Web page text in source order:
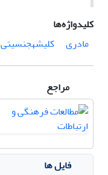
کلیدواژه‌ها
مادری
کلیشهجنسیتی
مراجع
فایل ها